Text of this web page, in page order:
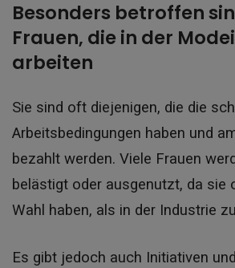
Besonders betroffen
Frauen, die in der
arbeiten
Sie sind oft diejenigen, die die
Arbeitsbedingungen haben und
bezahlt werden. Viele Frauen
belästigt oder ausgenutzt, da sie
Wahl haben, als in der Industrie
Es gibt jedoch auch Initiativen